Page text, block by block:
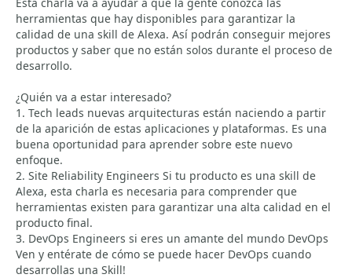
herramientas que hay disponibles para garantizar la
calidad de una skill de Alexa. Así podrán conseguir mejores
productos y saber que no están solos durante el proceso de
desarrollo.
¿Quién va a estar interesado?
1. Tech leads nuevas arquitecturas están naciendo a partir
de la aparición de estas aplicaciones y plataformas. Es una
buena oportunidad para aprender sobre este nuevo
enfoque.
2. Site Reliability Engineers Si tu producto es una skill de
Alexa, esta charla es necesaria para comprender que
herramientas existen para garantizar una alta calidad en el
producto final.
3. DevOps Engineers si eres un amante del mundo DevOps
Ven y entérate de cómo se puede hacer DevOps cuando
desarrollas una Skill!